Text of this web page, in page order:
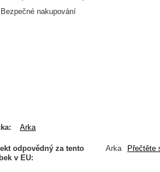
Bezpečné nakupování
Arka
odpovědný za tento
v EU
Arka Přečtěte